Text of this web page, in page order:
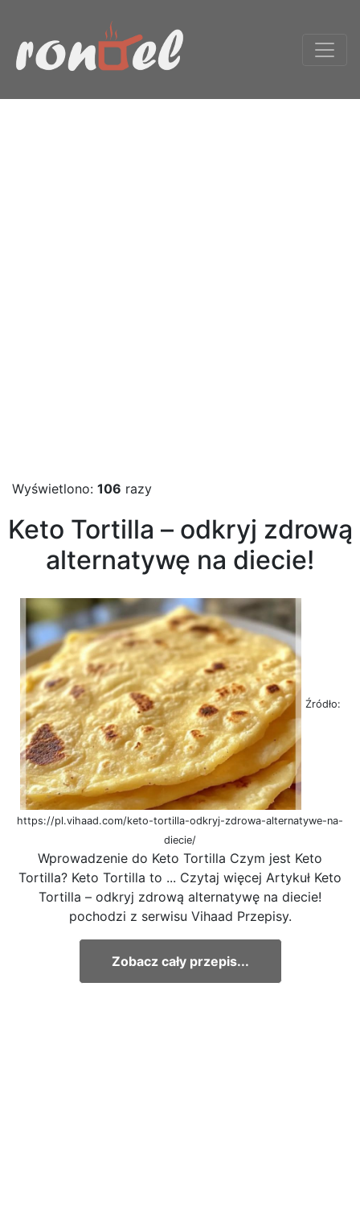
Wyświetlono: 106 razy
Keto Tortilla – odkryj zdrową
alternatywę na diecie!
Źródło:
https://pl.vihaad.com/keto-tortilla-odkryj-zdrowa-alternatywe-na-
diecie/
Wprowadzenie do Keto Tortilla Czym jest Keto
Tortilla? Keto Tortilla to ... Czytaj więcej Artykuł Keto
Tortilla – odkryj zdrową alternatywę na diecie!
pochodzi z serwisu Vihaad Przepisy.
Zobacz cały przepis...